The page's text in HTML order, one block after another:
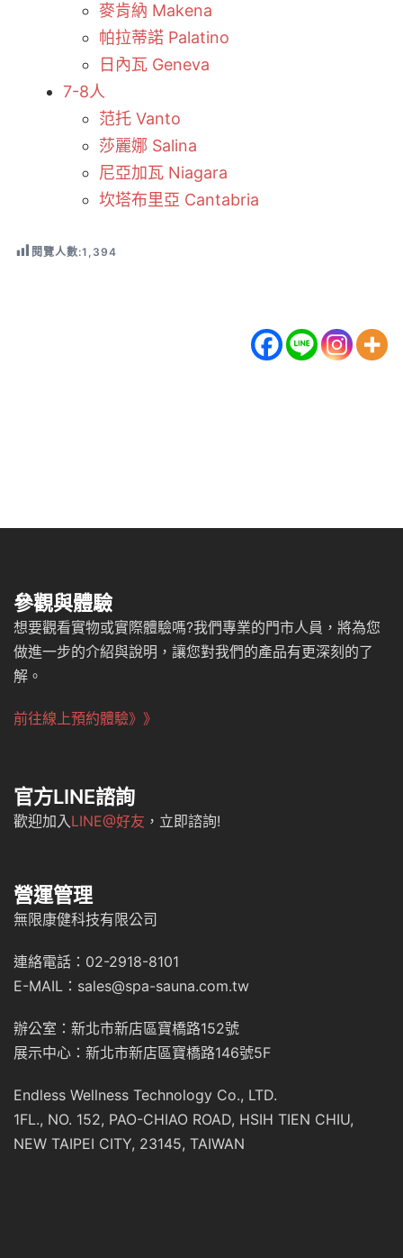
麥肯納 Makena
帕拉蒂諾 Palatino
日內瓦 Geneva
7-8人
范托 Vanto
莎麗娜 Salina
尼亞加瓦 Niagara
坎塔布里亞 Cantabria
閱覽人數:1,394
參觀與體驗
想要觀看實物或實際體驗嗎?我們專業的門市人員，將為您
做進一步的介紹與說明，讓您對我們的產品有更深刻的了
解。
前往線上預約體驗》》
官方LINE諮詢
歡迎加入LINE@好友 ，立即諮詢!
營運管理
無限康健科技有限公司
連絡電話：02-2918-8101
E-MAIL：sales@spa-sauna.com.tw
辦公室：新北市新店區寶橋路152號
展示中心：新北市新店區寶橋路146號5F
Endless Wellness Technology Co., LTD.
1FL., NO. 152, PAO-CHIAO ROAD, HSIH TIEN CHIU,
NEW TAIPEI CITY, 23145, TAIWAN